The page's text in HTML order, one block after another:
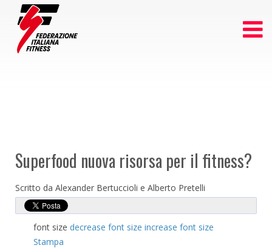
Superfood nuova risorsa per il fitness?
Scritto da Alexander Bertuccioli e Alberto Pretelli
font size decrease font size increase font size
Stampa